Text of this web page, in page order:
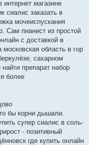
магазине
сиалис заказать в
мочеиспускания
Сам пианист из простой
с доставкой в
область в гор
сахарном
препарат набор
более
бы корни дышали.
супер сиалис в соль-
- позитивный
где купить онлайн